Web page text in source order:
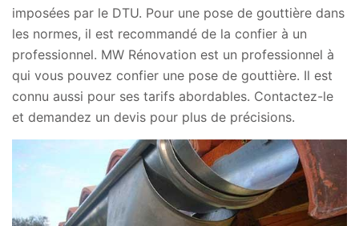
imposées par le DTU. Pour une pose de gouttière dans
les normes, il est recommandé de la confier à un
professionnel. MW Rénovation est un professionnel à
qui vous pouvez confier une pose de gouttière. Il est
connu aussi pour ses tarifs abordables. Contactez-le
et demandez un devis pour plus de précisions.